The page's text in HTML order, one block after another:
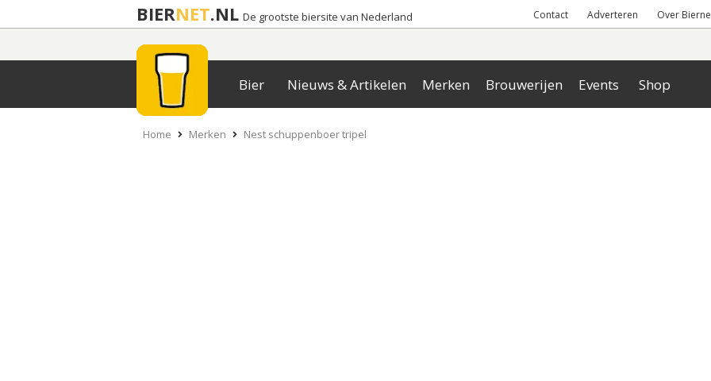
BIERNET.NL De grootste biersite van Nederland Contact Adverteren Over
Bier Nieuws & Artikelen Merken Brouwerijen Events Shop
Home Merken Nest schuppenboer tripel